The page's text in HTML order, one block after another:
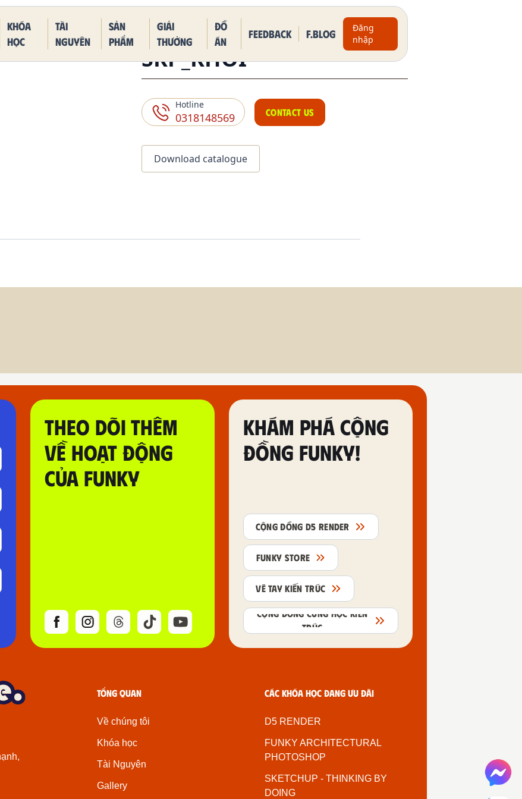
Khóa
học
Tài
nguyên
Sản
phẩm
Giải
thưởng
Đồ
án
Feedback F.BLOG
Đăng
nhập
Kaido Blue Dragon Form
SKP_KHÔI
Hotline
0318148569 CONTACT US
Download catalogue
THEO DÕI THÊM
VỀ HOẠT ĐỘNG
CỦA FUNKY
KHÁM PHÁ CỘNG
ĐỒNG FUNKY!
CỘNG ĐỒNG D5 RENDER
FUNKY STORE
VẼ TAY KIẾN TRÚC
CỘNG ĐỒNG CÙNG HỌC KIẾN
TRÚC
Tổng quan
Về chúng tôi
Khóa học
Tài Nguyên
Gallery
Các khóa học đang ưu đãi
D5 RENDER
FUNKY ARCHITECTURAL
PHOTOSHOP
SKETCHUP - THINKING BY
DOING